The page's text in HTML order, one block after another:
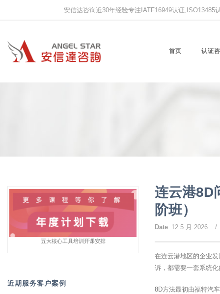
安信达咨询近30年经验专注IATF16949认证
首页 认证
连云港8D
阶班）
Date 12 5 月 2026 /
在连云港地区的企业
诉，都需要一套系统
8D方法最初由福特汽
五大核心工具培训开课安排
近期服务客户案例